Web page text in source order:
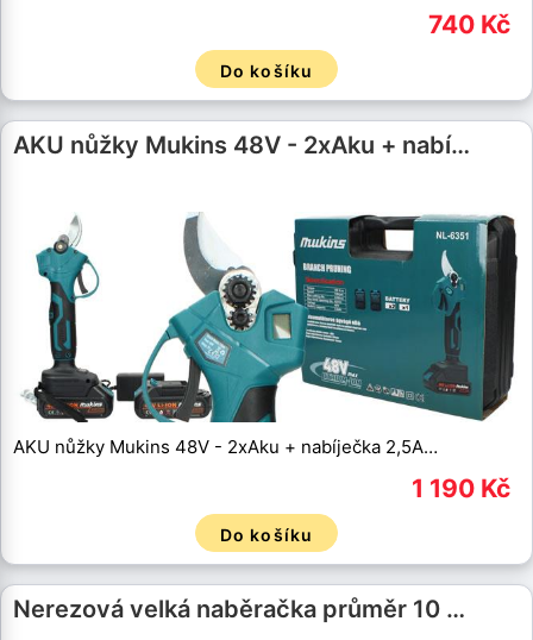
740 Kč
Do košíku
AKU nůžky Mukins 48V - 2xAku + nabí…
AKU nůžky Mukins 48V - 2xAku + nabíječka 2,5A…
1 190 Kč
Do košíku
Nerezová velká naběračka průměr 10 …